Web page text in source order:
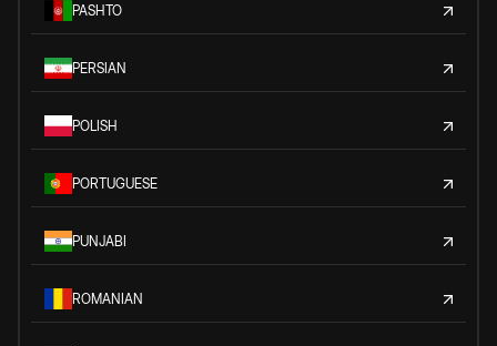
PASHTO
PERSIAN
POLISH
PORTUGUESE
PUNJABI
ROMANIAN